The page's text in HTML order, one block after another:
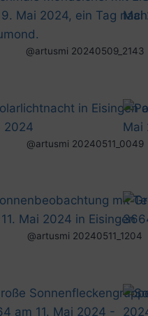
@artusmi 20240509_2143
@artusmi 20240511_0049
@artusmi 20240511_1204